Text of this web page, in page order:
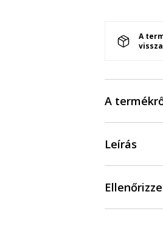
A
A
Leírás